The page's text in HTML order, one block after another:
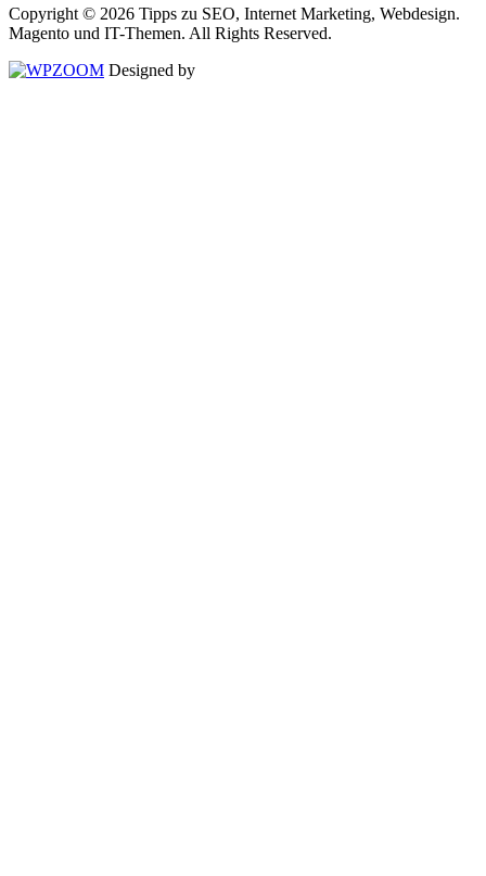
Copyright © 2026 Tipps zu SEO, Internet Marketing, Webdesign.
Magento und IT-Themen. All Rights Reserved.
Designed by